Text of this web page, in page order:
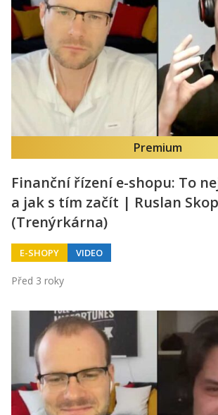
Premium
Finanční řízení e-shopu: To
a jak s tím začít | Ruslan
(Trenýrkárna)
E-SHOPY VIDEO
Před 3 roky